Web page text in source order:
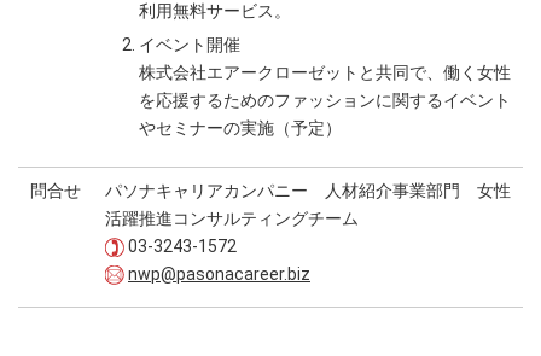
利用無料サービス。
イベント開催
株式会社エアークローゼットと共同で、働く女性
を応援するためのファッションに関するイベント
やセミナーの実施（予定）
問合せ
パソナキャリアカンパニー 人材紹介事業部門 女性
活躍推進コンサルティングチーム
03-3243-1572
nwp@pasonacareer.biz